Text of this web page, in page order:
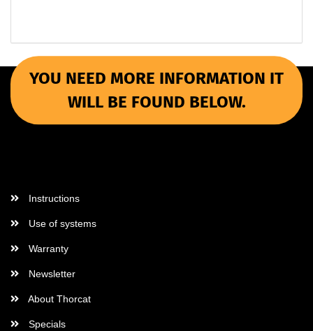
YOU NEED MORE INFORMATION IT
WILL BE FOUND BELOW.
Instructions
Use of systems
Warranty
Newsletter
About Thorcat
Specials